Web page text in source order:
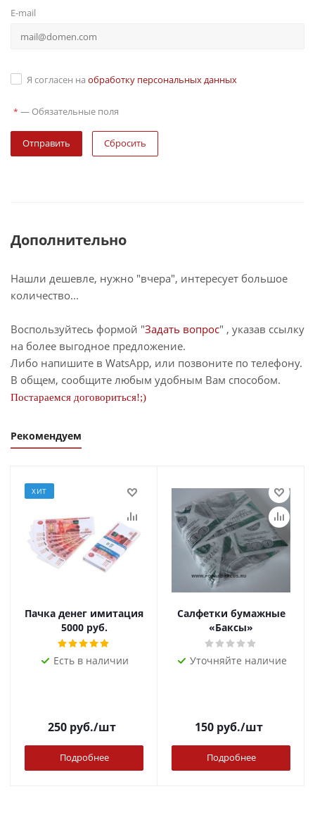
E-mail
Я согласен на обработку персональных данных
* — Обязательные поля
Сбросить
Дополнительно
Нашли дешевле, нужно "вчера", интересует большое
количество...
Воспользуйтесь формой "Задать вопрос" , указав ссылку
на более выгодное предложение.
Либо напишите в WatsApp, или позвоните по телефону.
В общем, сообщите любым удобным Вам способом.
Постараемся договориться!;)
Рекомендуем
ХИТ
Пачка денег имитация
5000 руб.
Есть в наличии
250руб./шт
Подробнее
Салфетки бумажные
«Баксы»
Уточняйте наличие
150руб./шт
Подробнее